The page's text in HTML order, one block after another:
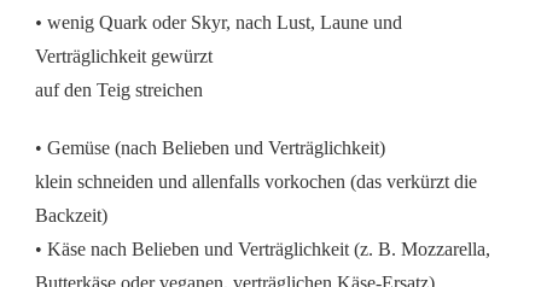
• wenig Quark oder Skyr, nach Lust, Laune und
Verträglichkeit gewürzt
auf den Teig streichen
• Gemüse (nach Belieben und Verträglichkeit)
klein schneiden und allenfalls vorkochen (das verkürzt die
Backzeit)
• Käse nach Belieben und Verträglichkeit (z. B. Mozzarella,
Butterkäse oder veganen, verträglichen Käse-Ersatz)